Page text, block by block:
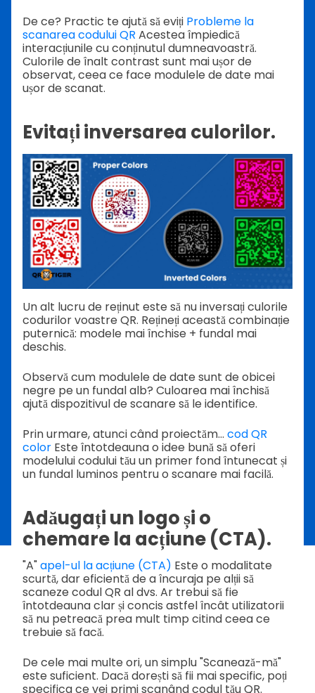
De ce? Practic te ajută să eviți Probleme la
scanarea codului QR Acestea împiedică
interacțiunile cu conținutul dumneavoastră.
Culorile de înalt contrast sunt mai ușor de
observat, ceea ce face modulele de date mai
ușor de scanat.
Evitați inversarea culorilor.
Un alt lucru de reținut este să nu inversați culorile
codurilor voastre QR. Rețineți această combinație
puternică: modele mai închise + fundal mai
deschis.
Observă cum modulele de date sunt de obicei
negre pe un fundal alb? Culoarea mai închisă
ajută dispozitivul de scanare să le identifice.
Prin urmare, atunci când proiectăm... cod QR
color Este întotdeauna o idee bună să oferi
modelului codului tău un primer fond întunecat și
un fundal luminos pentru o scanare mai facilă.
Adăugați un logo și o
chemare la acțiune (CTA).
"A"apel-ul la acțiune (CTA) Este o modalitate
scurtă, dar eficientă de a încuraja pe alții să
scaneze codul QR al dvs. Ar trebui să fie
întotdeauna clar și concis astfel încât utilizatorii
să nu petreacă prea mult timp citind ceea ce
trebuie să facă.
De cele mai multe ori, un simplu "Scanează-mă"
este suficient. Dacă dorești să fii mai specific, poți
specifica ce vei primi scanând codul tău QR.